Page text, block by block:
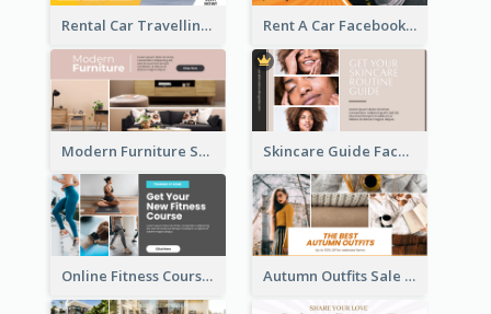
Rental Car Travelling Facebook Ad Rent A Car Facebook Ad
Modern Furniture Shop Facebook Ad Skincare Guide Facebook Ad
Online Fitness Course Facebook Ad Autumn Outfits Sale Facebook Ad